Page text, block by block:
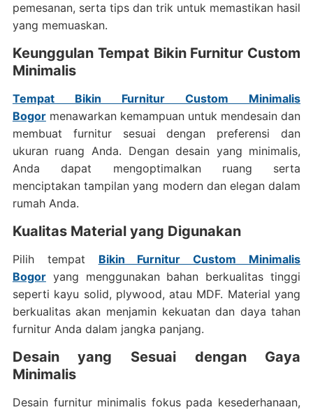
pemesanan, serta tips dan trik untuk memastikan hasil
yang memuaskan.
Keunggulan Tempat Bikin Furnitur Custom
Minimalis
Tempat Bikin Furnitur Custom Minimalis
Bogormenawarkan kemampuan untuk mendesain dan
membuat furnitur sesuai dengan preferensi dan
ukuran ruang Anda. Dengan desain yang minimalis,
Anda dapat mengoptimalkan ruang serta
menciptakan tampilan yang modern dan elegan dalam
rumah Anda.
Kualitas Material yang Digunakan
Pilih tempat Bikin Furnitur Custom Minimalis
Bogoryang menggunakan bahan berkualitas tinggi
seperti kayu solid, plywood, atau MDF. Material yang
berkualitas akan menjamin kekuatan dan daya tahan
furnitur Anda dalam jangka panjang.
Desain yang Sesuai dengan Gaya
Minimalis
Desain furnitur minimalis fokus pada kesederhanaan,